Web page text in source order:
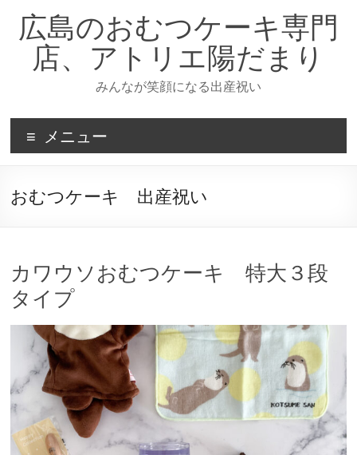
キ
プ
広島のおむつケーキ専門
店、アトリエ陽だまり
みんなが笑顔になる出産祝い
メニュー
おむつケーキ 出産祝い
カワウソおむつケーキ 特大３段
タイプ